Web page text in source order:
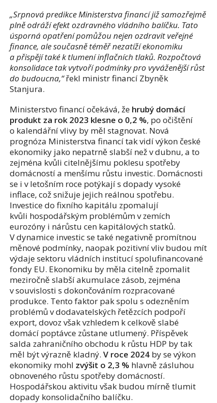
„Srpnová predikce Ministerstva financí již samozřejmě
plně odráží efekt ozdravného vládního balíčku. Tato
úsporná opatření pomůžou nejen ozdravit veřejné
finance, ale současně téměř nezatíží ekonomiku
a přispějí také k tlumení inflačních tlaků. Rozpočtová
konsolidace tak vytvoří podmínky pro vyváženější růst
do budoucna,“řekl ministr financí Zbyněk
Stanjura.
Ministerstvo financí očekává, že hrubý domácí
produkt za rok 2023 klesne o 0,2 %, po očištění
o kalendářní vlivy by měl stagnovat. Nová
prognóza Ministerstva financí tak vidí výkon české
ekonomiky jako nepatrně slabší než v dubnu, a to
zejména kvůli citelnějšímu poklesu spotřeby
domácností a menšímu růstu investic. Domácnosti
se i v letošním roce potýkají s dopady vysoké
inflace, což snižuje jejich reálnou spotřebu.
Investice do fixního kapitálu zpomalují
kvůli hospodářským problémům v zemích
eurozóny i nárůstu cen kapitálových statků.
V dynamice investic se také negativně promítnou
měnové podmínky, naopak pozitivní vliv budou mít
výdaje sektoru vládních institucí spolufinancované
fondy EU. Ekonomiku by měla citelně zpomalit
meziročně slabší akumulace zásob, zejména
v souvislosti s dokončováním rozpracované
produkce. Tento faktor pak spolu s odezněním
problémů v dodavatelských řetězcích podpoří
export, dovoz však vzhledem k celkově slabé
domácí poptávce zůstane utlumený. Příspěvek
salda zahraničního obchodu k růstu HDP by tak
měl být výrazně kladný. V roce 2024 by se výkon
ekonomiky mohl zvýšit o 2,3 % hlavně zásluhou
obnoveného růstu spotřeby domácností.
Hospodářskou aktivitu však budou mírně tlumit
dopady konsolidačního balíčku.